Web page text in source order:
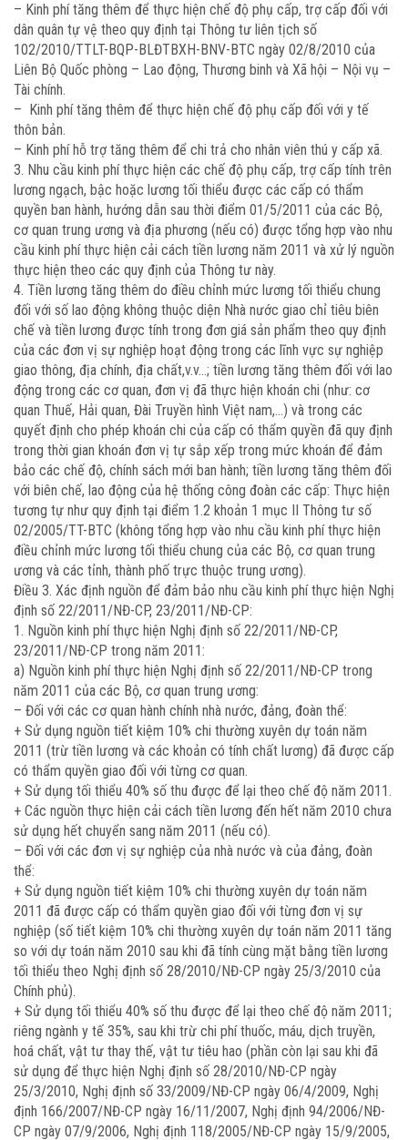
– Kinh phí tăng thêm để thực hiện chế độ phụ cấp, trợ cấp đối với
dân quân tự vệ theo quy định tại Thông tư liên tịch số
102/2010/TTLT-BQP-BLĐTBXH-BNV-BTC ngày 02/8/2010 của
Liên Bộ Quốc phòng – Lao động, Thương binh và Xã hội – Nội vụ –
Tài chính.
– Kinh phí tăng thêm để thực hiện chế độ phụ cấp đối với y tế
thôn bản.
– Kinh phí hỗ trợ tăng thêm để chi trả cho nhân viên thú y cấp xã.
3. Nhu cầu kinh phí thực hiện các chế độ phụ cấp, trợ cấp tính trên
lương ngạch, bậc hoặc lương tối thiểu được các cấp có thẩm
quyền ban hành, hướng dẫn sau thời điểm 01/5/2011 của các Bộ,
cơ quan trung ương và địa phương (nếu có) được tổng hợp vào nhu
cầu kinh phí thực hiện cải cách tiền lương năm 2011 và xử lý nguồn
thực hiện theo các quy định của Thông tư này.
4. Tiền lương tăng thêm do điều chỉnh mức lương tối thiểu chung
đối với số lao động không thuộc diện Nhà nước giao chỉ tiêu biên
chế và tiền lương được tính trong đơn giá sản phẩm theo quy định
của các đơn vị sự nghiệp hoạt động trong các lĩnh vực sự nghiệp
giao thông, địa chính, địa chất,v.v…; tiền lương tăng thêm đối với lao
động trong các cơ quan, đơn vị đã thực hiện khoán chi (như: cơ
quan Thuế, Hải quan, Đài Truyền hình Việt nam,…) và trong các
quyết định cho phép khoán chi của cấp có thẩm quyền đã quy định
trong thời gian khoán đơn vị tự sắp xếp trong mức khoán để đảm
bảo các chế độ, chính sách mới ban hành; tiền lương tăng thêm đối
với biên chế, lao động của hệ thống công đoàn các cấp: Thực hiện
tương tự như quy định tại điểm 1.2 khoản 1 mục II Thông tư số
02/2005/TT-BTC (không tổng hợp vào nhu cầu kinh phí thực hiện
điều chỉnh mức lương tối thiểu chung của các Bộ, cơ quan trung
ương và các tỉnh, thành phố trực thuộc trung ương).
Điều 3. Xác định nguồn để đảm bảo nhu cầu kinh phí thực hiện Nghị
định số 22/2011/NĐ-CP, 23/2011/NĐ-CP:
1. Nguồn kinh phí thực hiện Nghị định số 22/2011/NĐ-CP,
23/2011/NĐ-CP trong năm 2011:
a) Nguồn kinh phí thực hiện Nghị định số 22/2011/NĐ-CP trong
năm 2011 của các Bộ, cơ quan trung ương:
– Đối với các cơ quan hành chính nhà nước, đảng, đoàn thể:
+ Sử dụng nguồn tiết kiệm 10% chi thường xuyên dự toán năm
2011 (trừ tiền lương và các khoản có tính chất lương) đã được cấp
có thẩm quyền giao đối với từng cơ quan.
+ Sử dụng tối thiểu 40% số thu được để lại theo chế độ năm 2011.
+ Các nguồn thực hiện cải cách tiền lương đến hết năm 2010 chưa
sử dụng hết chuyển sang năm 2011 (nếu có).
– Đối với các đơn vị sự nghiệp của nhà nước và của đảng, đoàn
thể:
+ Sử dụng nguồn tiết kiệm 10% chi thường xuyên dự toán năm
2011 đã được cấp có thẩm quyền giao đối với từng đơn vị sự
nghiệp (số tiết kiệm 10% chi thường xuyên dự toán năm 2011 tăng
so với dự toán năm 2010 sau khi đã tính cùng mặt bằng tiền lương
tối thiểu theo Nghị định số 28/2010/NĐ-CP ngày 25/3/2010 của
Chính phủ).
+ Sử dụng tối thiểu 40% số thu được để lại theo chế độ năm 2011;
riêng ngành y tế 35%, sau khi trừ chi phí thuốc, máu, dịch truyền,
hoá chất, vật tư thay thế, vật tư tiêu hao (phần còn lại sau khi đã
sử dụng để thực hiện Nghị định số 28/2010/NĐ-CP ngày
25/3/2010, Nghị định số 33/2009/NĐ-CP ngày 06/4/2009, Nghị
định 166/2007/NĐ-CP ngày 16/11/2007, Nghị định 94/2006/NĐ-
CP ngày 07/9/2006, Nghị định 118/2005/NĐ-CP ngày 15/9/2005,